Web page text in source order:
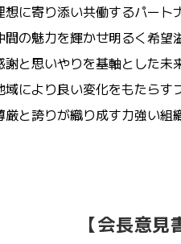
想に寄り添い共働するパート
間の魅力を輝かせ明るく希望
謝と思いやりを基軸とした未
域により良い変化をもたらす
厳と誇りが織り成す力強い組
【会長意見